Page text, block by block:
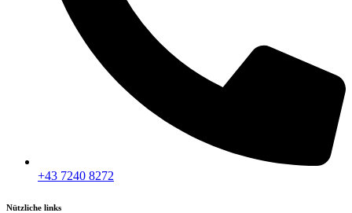
+43 7240 8272
Nützliche links